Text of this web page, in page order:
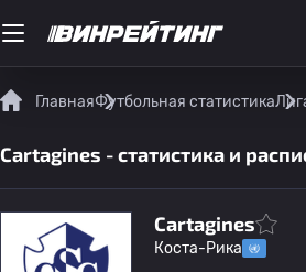
ГлавнаяФутбольная статистика
Cartagines - статистика и
Cartagines
Коста-Рика